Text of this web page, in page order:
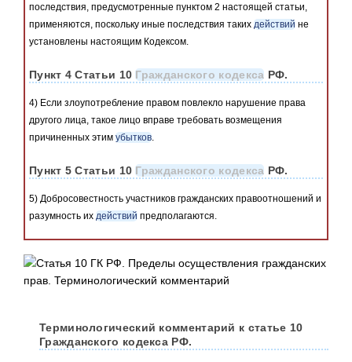
последствия, предусмотренные пунктом 2 настоящей статьи,
применяются, поскольку иные последствия таких действий не
установлены настоящим Кодексом.
Пункт 4 Статьи 10Гражданского кодекса РФ.
4) Если злоупотребление правом повлекло нарушение права
другого лица, такое лицо вправе требовать возмещения
причиненных этим убытков.
Пункт 5 Статьи 10Гражданского кодекса РФ.
5) Добросовестность участников гражданских правоотношений и
разумность их действий предполагаются.
Терминологический комментарий к статье 10
Гражданского кодекса РФ.